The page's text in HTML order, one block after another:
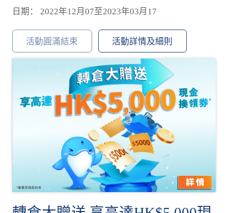
日期： 2022年12月07至2023年03月17
活動圓滿結束 活動詳情及細則